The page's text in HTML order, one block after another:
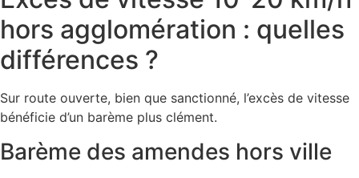
hors agglomération : quelles
différences ?
Sur route ouverte, bien que sanctionné, l’excès de vitesse
bénéficie d’un barème plus clément.
Barème des amendes hors ville